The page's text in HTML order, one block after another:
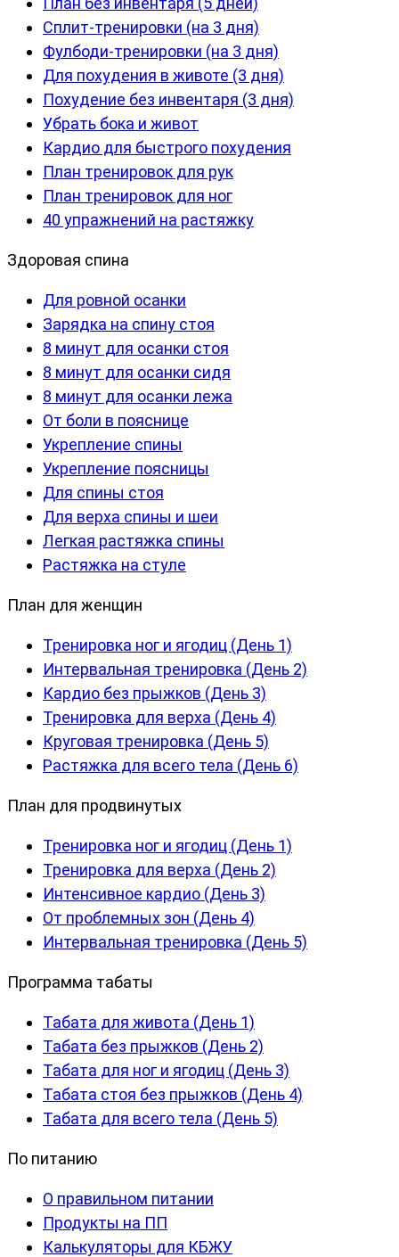
Сплит-тренировки (на 3 дня)
Фулбоди-тренировки (на 3 дня)
Для похудения в животе (3 дня)
Похудение без инвентаря (3 дня)
Убрать бока и живот
Кардио для быстрого похудения
План тренировок для рук
План тренировок для ног
40 упражнений на растяжку
Здоровая спина
Для ровной осанки
Зарядка на спину стоя
8 минут для осанки стоя
8 минут для осанки сидя
8 минут для осанки лежа
От боли в пояснице
Укрепление спины
Укрепление поясницы
Для спины стоя
Для верха спины и шеи
Легкая растяжка спины
Растяжка на стуле
План для женщин
Тренировка ног и ягодиц (День 1)
Интервальная тренировка (День 2)
Кардио без прыжков (День 3)
Тренировка для верха (День 4)
Круговая тренировка (День 5)
Растяжка для всего тела (День 6)
План для продвинутых
Тренировка ног и ягодиц (День 1)
Тренировка для верха (День 2)
Интенсивное кардио (День 3)
От проблемных зон (День 4)
Интервальная тренировка (День 5)
Программа табаты
Табата для живота (День 1)
Табата без прыжков (День 2)
Табата для ног и ягодиц (День 3)
Табата стоя без прыжков (День 4)
Табата для всего тела (День 5)
По питанию
О правильном питании
Продукты на ПП
Калькуляторы для КБЖУ